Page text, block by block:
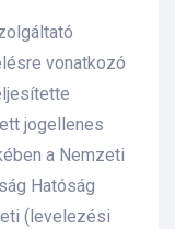
vonatkozó
jogellenes
a Nemzeti
Hatóság
(levelezési